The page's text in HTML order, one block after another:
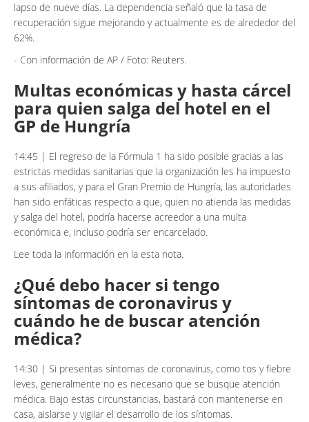
lapso de nueve días. La dependencia señaló que la tasa de
recuperación sigue mejorando y actualmente es de alrededor del
62%.
- Con información de AP / Foto: Reuters.
Multas económicas y hasta cárcel
para quien salga del hotel en el
GP de Hungría
14:45 | El regreso de la Fórmula 1 ha sido posible gracias a las
estrictas medidas sanitarias que la organización les ha impuesto
a sus afiliados, y para el Gran Premio de Hungría, las autoridades
han sido enfáticas respecto a que, quien no atienda las medidas
y salga del hotel, podría hacerse acreedor a una multa
económica e, incluso podría ser encarcelado.
Lee toda la información en la esta nota.
¿Qué debo hacer si tengo
síntomas de coronavirus y
cuándo he de buscar atención
médica?
14:30 | Si presentas síntomas de coronavirus, como tos y fiebre
leves, generalmente no es necesario que se busque atención
médica. Bajo estas circunstancias, bastará con mantenerse en
casa, aislarse y vigilar el desarrollo de los síntomas.